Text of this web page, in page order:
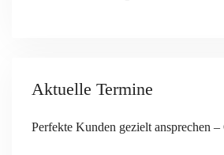
Aktuelle Termine
Perfekte Kunden gezielt ansprechen